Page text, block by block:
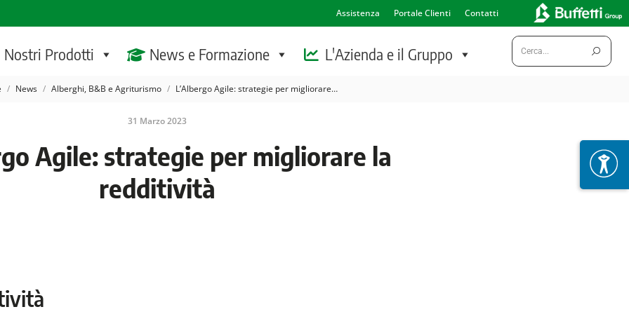
Assistenza Portale Clienti Contatti
Nostri Prodotti News e Formazione L'Azienda e il Gruppo
Cerca:
qui:
News Alberghi, B&B e Agriturismo L’Albergo Agile: strategie per migliorare…
31 Marzo 2023
Agile: strategie per migliorare la
redditività